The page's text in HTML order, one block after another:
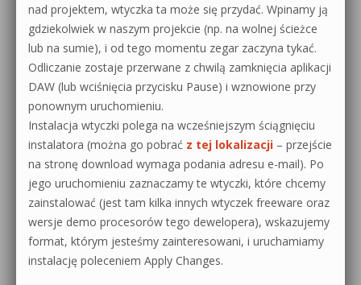
nad projektem, wtyczka ta może się przydać. Wpinamy ją
gdziekolwiek w naszym projekcie (np. na wolnej ścieżce
lub na sumie), i od tego momentu zegar zaczyna tykać.
Odliczanie zostaje przerwane z chwilą zamknięcia aplikacji
DAW (lub wciśnięcia przycisku Pause) i wznowione przy
ponownym uruchomieniu.
Instalacja wtyczki polega na wcześniejszym ściągnięciu
instalatora (można go pobrać z tej lokalizacji – przejście
na stronę download wymaga podania adresu e-mail). Po
jego uruchomieniu zaznaczamy te wtyczki, które chcemy
zainstalować (jest tam kilka innych wtyczek freeware oraz
wersje demo procesorów tego dewelopera), wskazujemy
format, którym jesteśmy zainteresowani, i uruchamiamy
instalację poleceniem Apply Changes.